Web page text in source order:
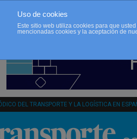
DEL TRANSPORTE Y LA LOGÍSTICA EN
Uso de cookies
Este sitio web utiliza cookies para que
mencionadas cookies y la aceptación de